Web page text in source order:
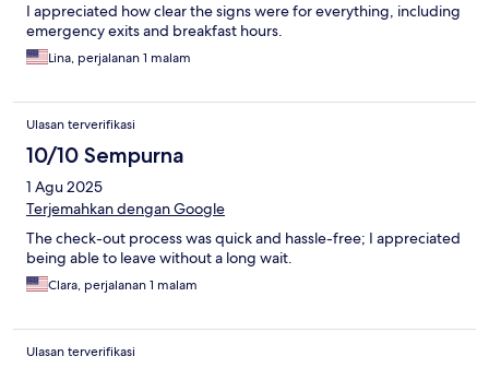
I appreciated how clear the signs were for everything, including
emergency exits and breakfast hours.
Lina, perjalanan 1 malam
Ulasan terverifikasi
10/10 Sempurna
1 Agu 2025
Terjemahkan dengan Google
The check-out process was quick and hassle-free; I appreciated
being able to leave without a long wait.
Clara, perjalanan 1 malam
Ulasan terverifikasi